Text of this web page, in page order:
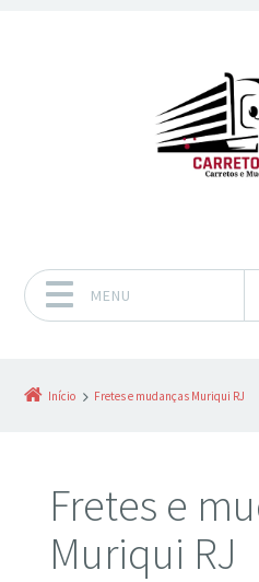
MENU
Início Fretes e mudanças Muriqui RJ
Fretes e
Muriqui RJ